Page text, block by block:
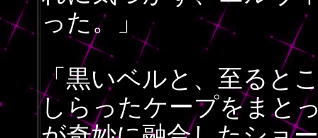
った。」
「黒いベルと、至ると
しらったケープをまと